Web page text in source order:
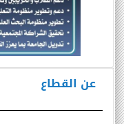
عن القطاع